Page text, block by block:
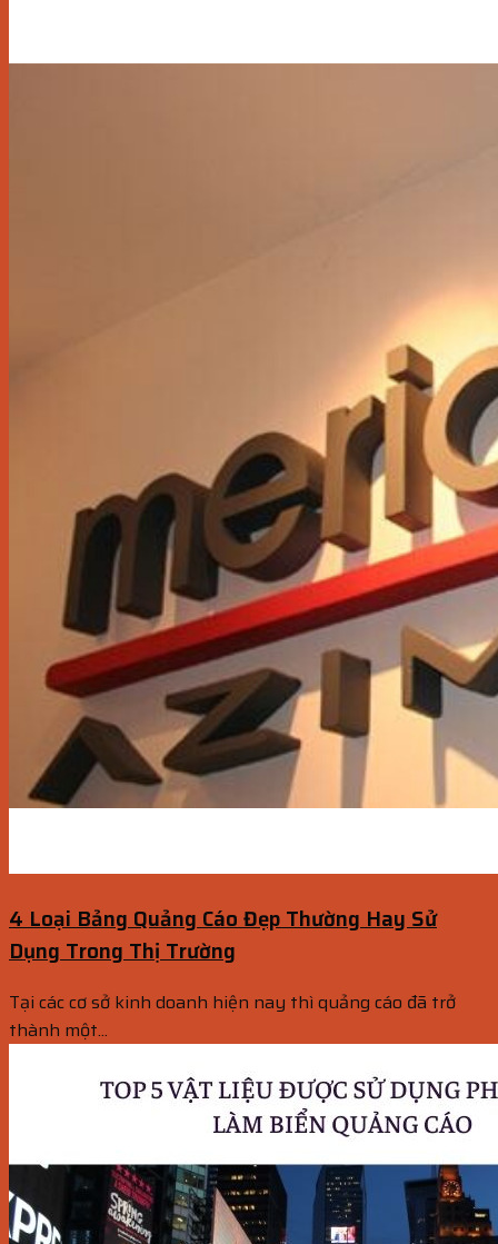
4 Loại Bảng Quảng Cáo Đẹp Thường Hay Sử
Dụng Trong Thị Trường
Tại các cơ sở kinh doanh hiện nay thì quảng cáo đã trở
thành một...